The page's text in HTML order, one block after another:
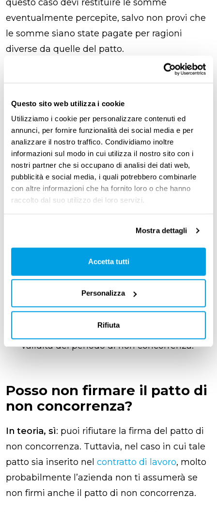
Questo sito web utilizza i cookie
Utilizziamo i cookie per personalizzare contenuti ed
annunci, per fornire funzionalità dei social media e per
analizzare il nostro traffico. Condividiamo inoltre
informazioni sul modo in cui utilizza il nostro sito con i
nostri partner che si occupano di analisi dei dati web,
pubblicità e social media, i quali potrebbero combinarle
con altre informazioni che ha fornito loro o che hanno
raccolto dal suo utilizzo dei loro servizi.
Mostra dettagli
Accetta tutti
Personalizza
Rifiuta
questo caso devi restituire le somme
eventualmente percepite, salvo non provi che
le somme siano state pagate per ragioni
diverse da quelle del patto.
busta paga
Quali sono le modalità di pagamento del
patto di non concorrenza?Nella normalità dei
casi l’importo del compenso va indicato nel
patto fin da subito e le aziende possono
pagare il corrispettivo secondo diverse
modalità:
busta paga :
non concorrenza, insieme ai normali
stipendi pagati;
in unica soluzionealla fine del rapporto;
, ripartita sulla durata di
validità del periodo di non concorrenza.
Posso non firmare il patto di
non concorrenza?
In teoria, sì: puoi rifiutare la firma del patto di
non concorrenza. Tuttavia, nel caso in cui tale
patto sia inserito nel contratto di lavoro, molto
probabilmente l’azienda non ti assumerà se
non firmi anche il patto di non concorrenza.